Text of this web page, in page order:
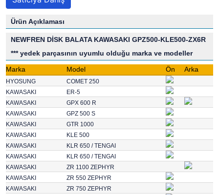
Ürün Açıklaması
NEWFREN DİSK BALATA KAWASAKI GPZ500-KLE500-ZX6R
*** yedek parçasının uyumlu olduğu marka ve modeller
Marka Model Ön Arka
HYOSUNG
COMET 250
KAWASAKI
ER-5
KAWASAKI
GPX 600 R
KAWASAKI
GPZ 500 S
KAWASAKI
GTR 1000
KAWASAKI
KLE 500
KAWASAKI
KLR 650 / TENGAI
KAWASAKI
KLR 650 / TENGAI
KAWASAKI
ZR 1100 ZEPHYR
KAWASAKI
ZR 550 ZEPHYR
KAWASAKI
ZR 750 ZEPHYR